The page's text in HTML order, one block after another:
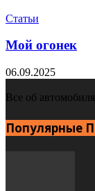
Статьи
Мой огонек
06.09.2025
Все об
Популярные